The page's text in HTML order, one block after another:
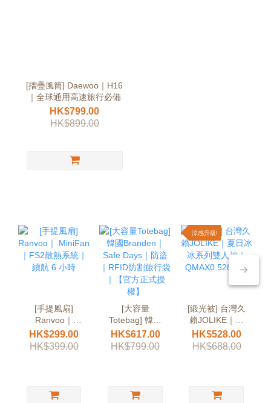
[摺疊風筒] Daewoo｜H16
｜全球通用高速旅行必備
HK$799.00
HK$899.00
[手提風扇]
Ranvoo｜
MiniFan｜FS2
散熱系統｜續航
HK$299.00
HK$399.00
[大容量
Totebag] 韓國
Branden｜Safe
Days｜防盜｜
HK$617.00
HK$799.00
涼感升級!
[緞光被] 台灣久
賴JOLIKE｜夏
日冰冰系列雙人
被｜
HK$528.00
HK$688.00